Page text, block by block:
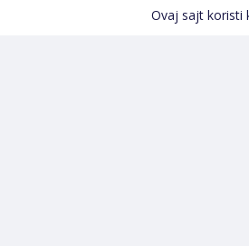
Ovaj sajt koristi